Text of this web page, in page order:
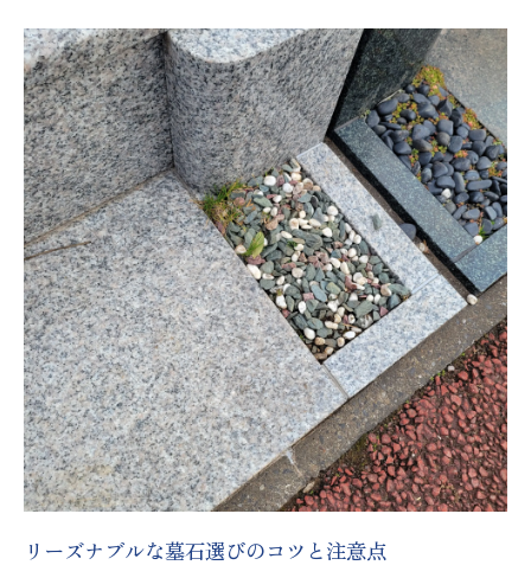
リーズナブルな墓石選びのコツと注意点